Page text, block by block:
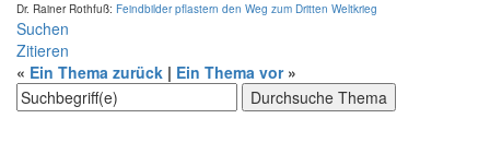
Dr. Rainer Rothfuß: Feindbilder pflastern den Weg zum Dritten Weltkrieg
Suchen
Zitieren
« Ein Thema zurück | Ein Thema vor»